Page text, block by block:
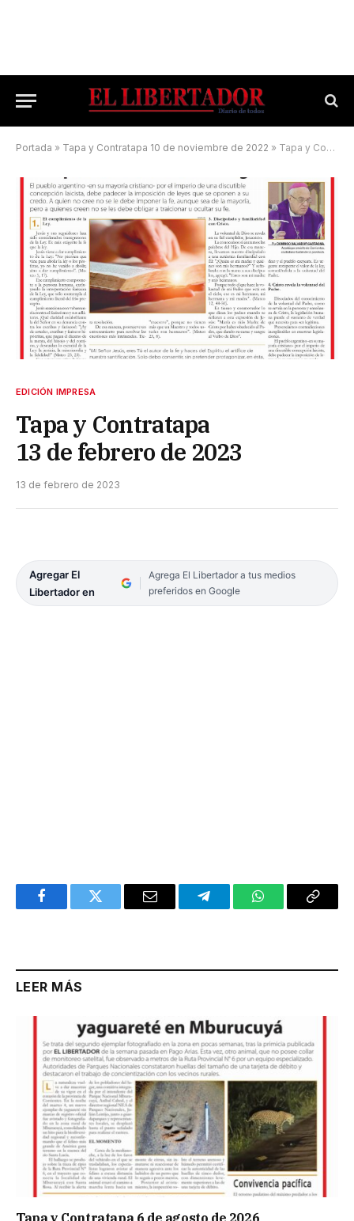
Portada » Tapa y Contratapa 10 de noviembre de 2022 » Tapa y Contratapa 13 de febrero de 2023
EDICIÓN IMPRESA
Tapa y Contratapa
13 de febrero de 2023
13 de febrero de 2023
Agregar El
Libertador en
Agrega El Libertador a tus medios
preferidos en Google
FacebookTwitter Email TelegramWhatsAppCopy
LEER MÁS